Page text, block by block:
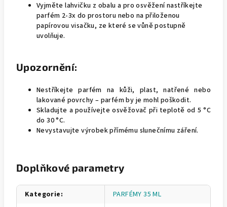
Vyjměte lahvičku z obalu a pro osvěžení nastříkejte
parfém 2-3x do prostoru nebo na přiloženou
papírovou visačku, ze které se vůně postupně
uvolňuje.
Upozornění:
Nestříkejte parfém na kůži, plast, natřené nebo
lakované povrchy – parfém by je mohl poškodit.
Skladujte a používejte osvěžovač při teplotě od 5 °C
do 30 °C.
Nevystavujte výrobek přímému slunečnímu záření.
Doplňkové parametry
Kategorie:
PARFÉMY 35 ML